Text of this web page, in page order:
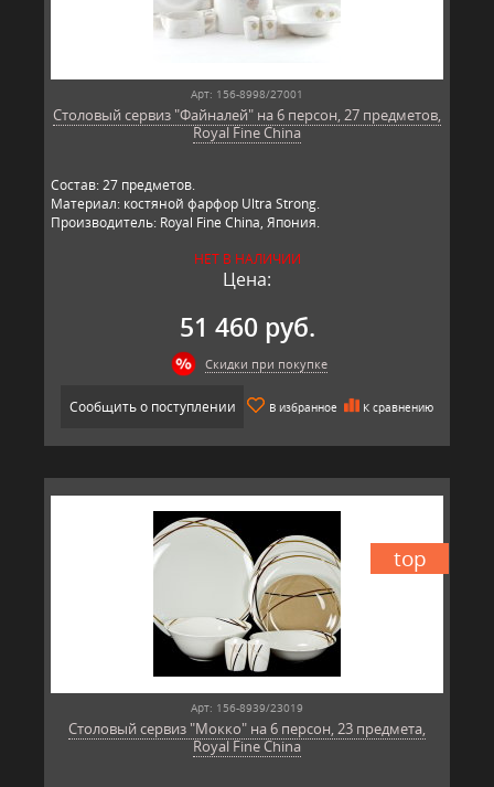
Арт: 156-8998/27001
Столовый сервиз "Файналей" на 6 персон, 27 предметов,
Royal Fine China
Состав: 27 предметов.
Материал: костяной фарфор Ultra Strong.
Производитель: Royal Fine China, Япония.
НЕТ В НАЛИЧИИ
Цена:
51 460 руб.
Скидки при покупке
Сообщить о поступлении В избранное К сравнению
top
Арт: 156-8939/23019
Столовый сервиз "Мокко" на 6 персон, 23 предмета,
Royal Fine China